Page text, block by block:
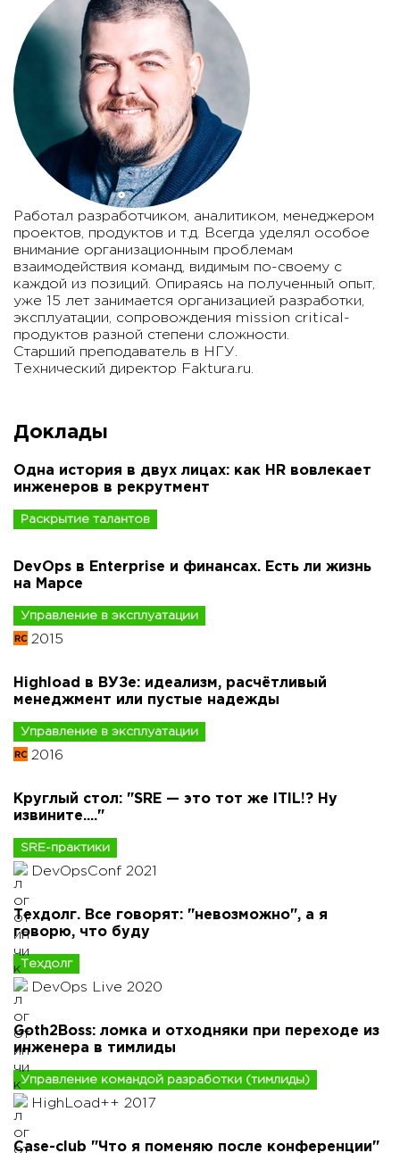
Работал разработчиком, аналитиком, менеджером
проектов, продуктов и т.д. Всегда уделял особое
внимание организационным проблемам
взаимодействия команд, видимым по-своему с
каждой из позиций. Опираясь на полученный опыт,
уже 15 лет занимается организацией разработки,
эксплуатации, сопровождения mission critical-
продуктов разной степени сложности.
Старший преподаватель в НГУ.
Технический директор Faktura.ru.
Доклады
Одна история в двух лицах: как HR вовлекает
инженеров в рекрутмент
Раскрытие талантов
DevOps в Enterprise и финансах. Есть ли жизнь
на Марсе
Управление в эксплуатации
2015
Highload в ВУЗе: идеализм, расчётливый
менеджмент или пустые надежды
Управление в эксплуатации
2016
Круглый стол: "SRE — это тот же ITIL!? Ну
извините...."
SRE-практики
DevOpsConf 2021
Техдолг. Все говорят: "невозможно", а я
говорю, что буду
Техдолг
DevOps Live 2020
Goth2Boss: ломка и отходняки при переходе из
инженера в тимлиды
Управление командой разработки (тимлиды)
HighLoad++ 2017
Case-club "Что я поменяю после конференции"